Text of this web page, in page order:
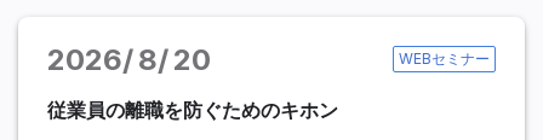
2026 8 20 WEBセミナー
従業員の離職を防ぐためのキホン